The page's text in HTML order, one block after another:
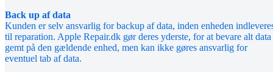
Back up af data
Kunden er selv ansvarlig for backup af data, inden enheden
til reparation. Apple Repair.dk gør deres yderste, for at bevare alt data
gemt på den gældende enhed, men kan ikke gøres ansvarlig for
eventuel tab af data.